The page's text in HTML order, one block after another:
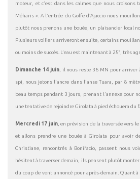
moteur, et c’est dans les calmes que nous croisons
Méharis ». A l’entrée du Golfe d’Ajaccio nous
plutôt nous prenons une bouée, un plaisancier local
Plusieurs voiliers arriveront ensuite, certains
ou moins de succès. L’eau est maintenant à 25°, très
Dimanche 14 juin, il nous reste 36 MN pour arriver
spi, nous jetons l’ancre dans l’anse Tuara, par 8
beau temps pendant 3 jours, prenant l’annexe pour
une tentative de rejoindre Girolata à pied échouera du
Mercredi 17 juin, en prévision de la traversée vers
et allons prendre une bouée à Girolata pour avoir
Christiane, rencontrés à Bonifacio, passent nous
hésitent à traverser demain, ils pensent plutôt monter
du coup de vent annoncé pour après-demain. Quant